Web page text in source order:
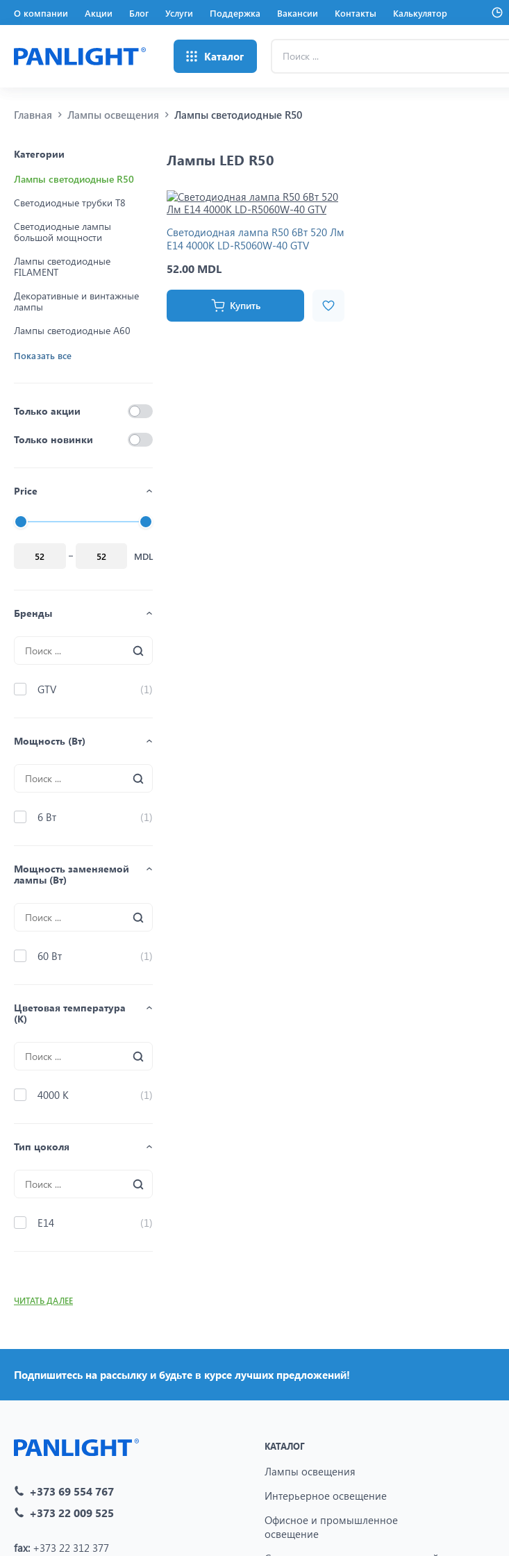
О компании Акции Блог Услуги Поддержка Вакансии Контакты Калькулятор
Каталог
Главная Лампы освещения Лампы светодиодные R50
Категории
Лампы светодиодные R50
Светодиодные трубки Т8
Светодиодные лампы
большой мощности
Лампы светодиодные
FILAMENT
Декоративные и винтажные
лампы
Лампы светодиодные A60
Показать все
Только акции
Только новинки
Price
MDL
Бренды
GTV (1)
Мощность (Вт)
6 Вт (1)
Мощность заменяемой
лампы (Вт)
60 Вт (1)
Цветовая температура
(K)
4000 K (1)
Тип цоколя
E14 (1)
Лампы LED R50
Светодиодная лампа R50 6Вт 520 Лм
E14 4000K LD-R5060W-40 GTV
52.00 MDL
Купить
ЧИТАТЬ ДАЛЕЕ
Подпишитесь на рассылку и будьте в курсе лучших предложений!
+373 69 554 767
+373 22 009 525
fax: +373 22 312 377
КАТАЛОГ
Лампы освещения
Интерьерное освещение
Офисное и промышленное
освещение